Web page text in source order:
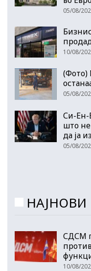
05/08/
10/08/
(Фото)
05/08/
Си-Ен-
што
да ја
05/08/
НАЈНОВИ
СДСМ
10/08/